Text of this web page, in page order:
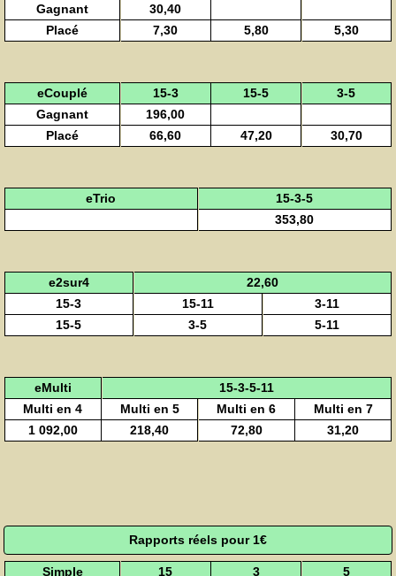
Gagnant
30,40
Placé
7,30 5,80 5,30
eCouplé 15-3 15-5
3-5
Gagnant
196,00
Placé
66,60 47,20 30,70
eTrio
15-3-5
353,80
e2sur4
22,60
15-3
15-11
3-11
15-5
3-5 5-11
eMulti
15-3-5-11
Multi en 4
Multi en 5 Multi en 6
Multi en 7
1 092,00
218,40 72,80 31,20
Rapports réels pour 1€
Simple 15 3 5